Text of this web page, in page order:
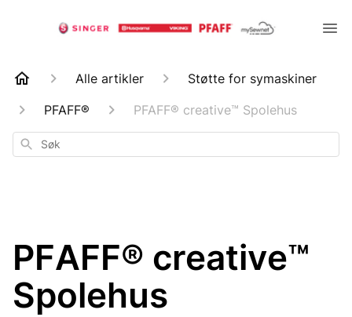
Alle artikler
Støtte for symaskiner
PFAFF®
PFAFF® creative™ Spolehus
Søk
PFAFF® creative™
Spolehus